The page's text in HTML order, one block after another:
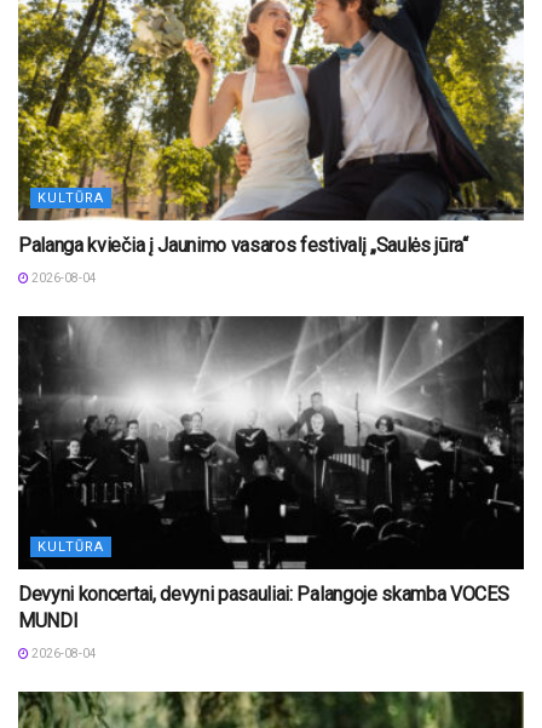
KULTŪRA
Palanga kviečia į Jaunimo vasaros festivalį „Saulės jūra“
2026-08-04
KULTŪRA
Devyni koncertai, devyni pasauliai: Palangoje skamba VOCES
MUNDI
2026-08-04